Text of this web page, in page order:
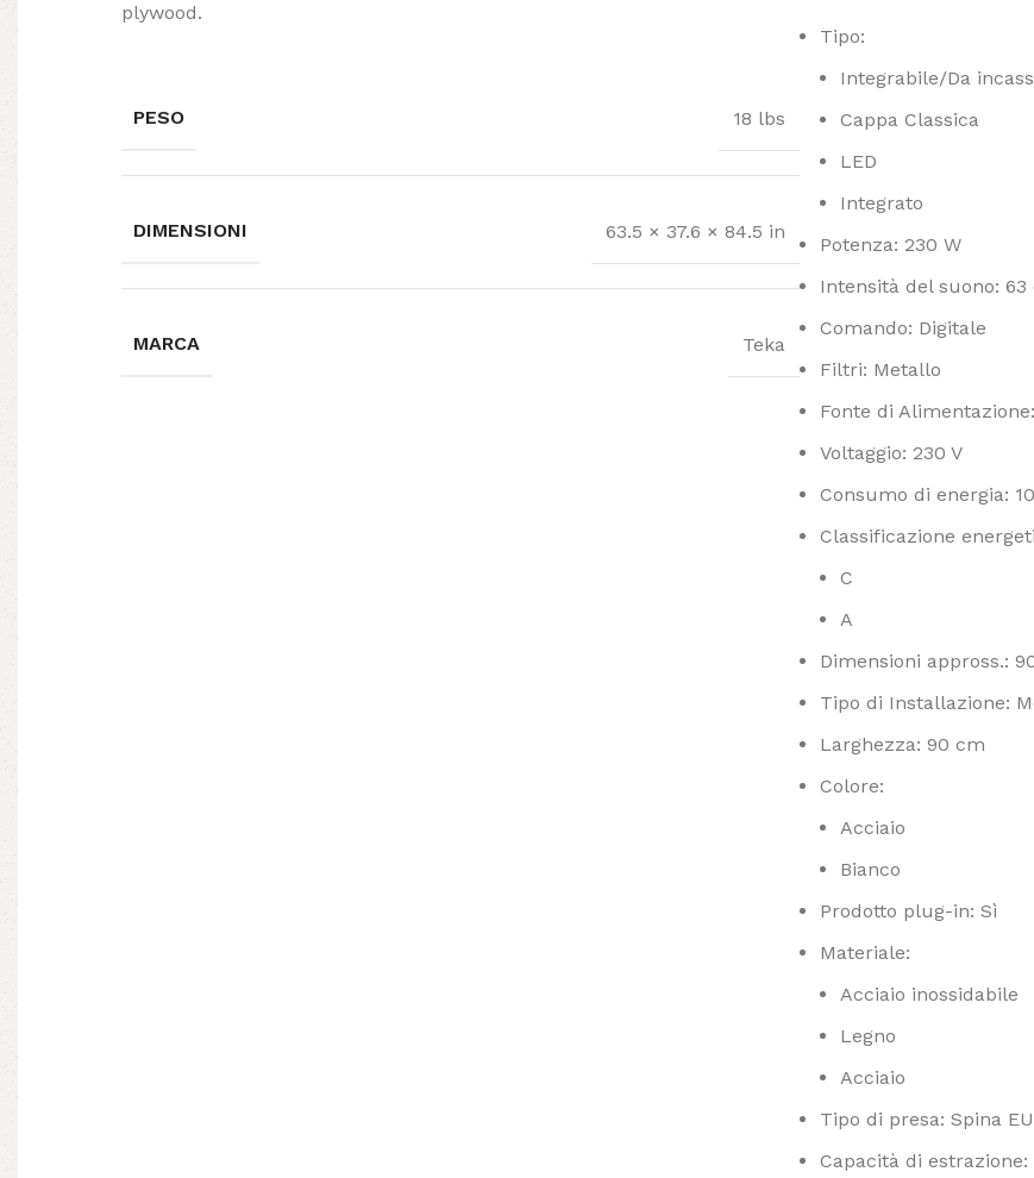
plywood.
PESO 18 lbs
DIMENSIONI 63.5 × 37.6 × 84.5 in
MARCA Teka
Tipo:
Integrabile/Da
Cappa Classica
LED
Integrato
Potenza: 230 W
Intensità del suono: 63
Comando: Digitale
Filtri: Metallo
Fonte di
Voltaggio: 230 V
Consumo di energia:
Classificazione
C
A
Dimensioni appross.:
Tipo di Installazione:
Larghezza: 90 cm
Colore:
Acciaio
Bianco
Prodotto plug-in: Sì
Materiale:
Acciaio inossidabile
Legno
Acciaio
Tipo di presa: Spina EU
Capacità di